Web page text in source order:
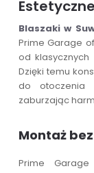
Blaszaki w
Prime Garage
od
Dzięki temu
do otoczenia
zaburzając
Montaż
Prime